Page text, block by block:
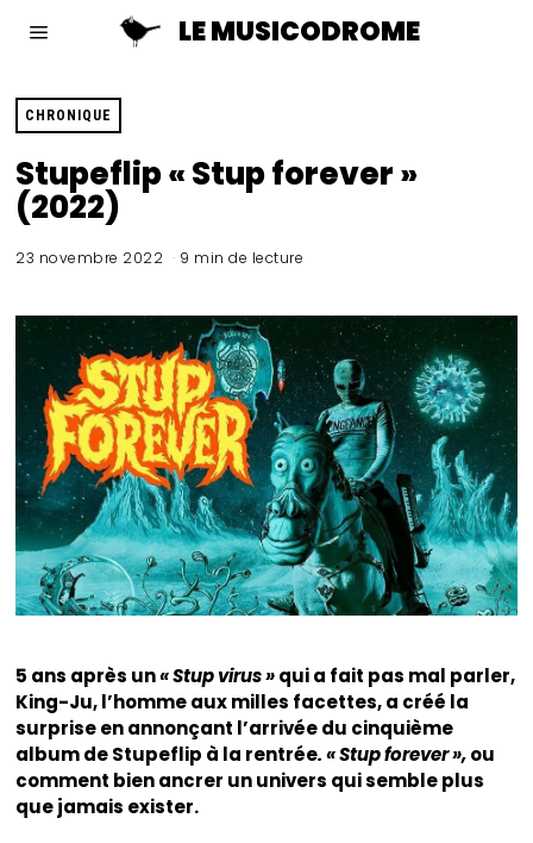
LE MUSICODROME
CHRONIQUE
Stupeflip « Stup forever »
(2022)
23 novembre 2022 9 min de lecture
5 ans après un« Stup virus »qui a fait pas mal parler,
King-Ju, l’homme aux milles facettes, a créé la
surprise en annonçant l’arrivée du cinquième
album de Stupeflip à la rentrée. « Stup forever »,ou
comment bien ancrer un univers qui semble plus
que jamais exister.